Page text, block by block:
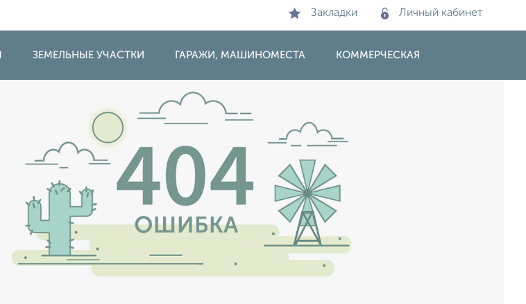
Закладки Личный кабинет
ЗЕМЕЛЬНЫЕ УЧАСТКИ ГАРАЖИ, МАШИНОМЕСТА КОММЕРЧЕСКАЯ